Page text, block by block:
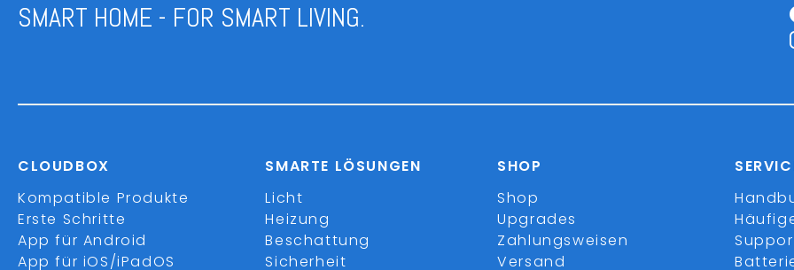
SMART HOME - FOR SMART LIVING.
CLOUDBOX
Kompatible Produkte
Erste Schritte
App für Android
App für iOS/iPadOS
SMARTE LÖSUNGEN
Licht
Heizung
Beschattung
Sicherheit
SHOP
Shop
Upgrades
Zahlungsweisen
Versand